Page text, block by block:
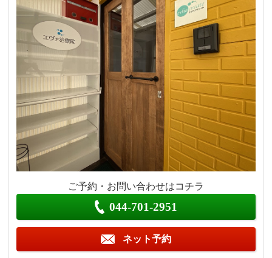
ご予約・お問い合わせはコチラ
044-701-2951
ネット予約